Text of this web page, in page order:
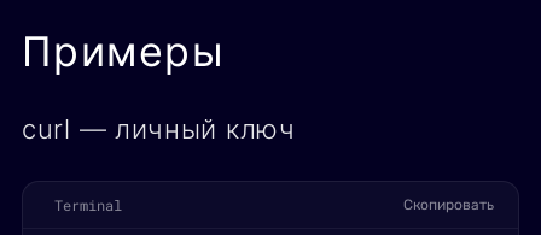
Примеры
curl — личный ключ
Terminal Скопировать